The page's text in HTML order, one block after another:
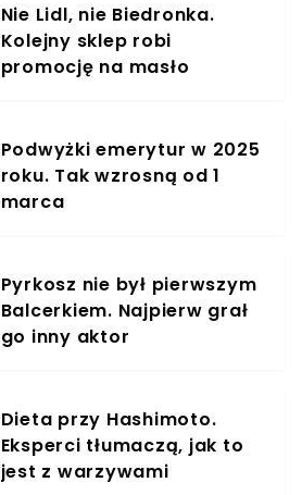
Nie Lidl, nie Biedronka.
Kolejny sklep robi
promocję na masło
Podwyżki emerytur w 2025
roku. Tak wzrosną od 1
marca
Pyrkosz nie był pierwszym
Balcerkiem. Najpierw grał
go inny aktor
Dieta przy Hashimoto.
Eksperci tłumaczą, jak to
jest z warzywami